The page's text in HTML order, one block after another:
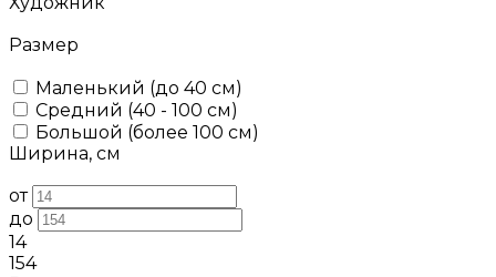
Размер
Маленький (до 40 см)
Средний (40 - 100 см)
Большой (более 100 см)
Ширина, см
от
до
14
154